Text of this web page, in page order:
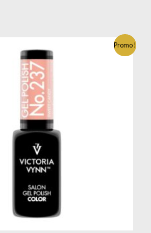
Promo !